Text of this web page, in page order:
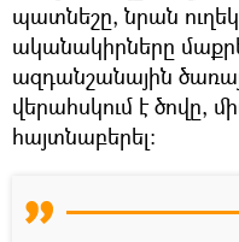
պատնեշը, նրան
ականակիրները
ազդանշանային
վերահսկում է ծովը,
հայտնաբերել: